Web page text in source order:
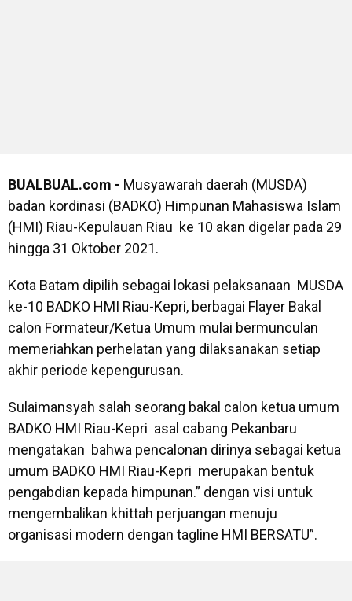
BUALBUAL.com - Musyawarah daerah (MUSDA)
badan kordinasi (BADKO) Himpunan Mahasiswa Islam
(HMI) Riau-Kepulauan Riau ke 10 akan digelar pada 29
hingga 31 Oktober 2021.
Kota Batam dipilih sebagai lokasi pelaksanaan MUSDA
ke-10 BADKO HMI Riau-Kepri, berbagai Flayer Bakal
calon Formateur/Ketua Umum mulai bermunculan
memeriahkan perhelatan yang dilaksanakan setiap
akhir periode kepengurusan.
Sulaimansyah salah seorang bakal calon ketua umum
BADKO HMI Riau-Kepri asal cabang Pekanbaru
mengatakan bahwa pencalonan dirinya sebagai ketua
umum BADKO HMI Riau-Kepri merupakan bentuk
pengabdian kepada himpunan.” dengan visi untuk
mengembalikan khittah perjuangan menuju
organisasi modern dengan tagline HMI BERSATU”.